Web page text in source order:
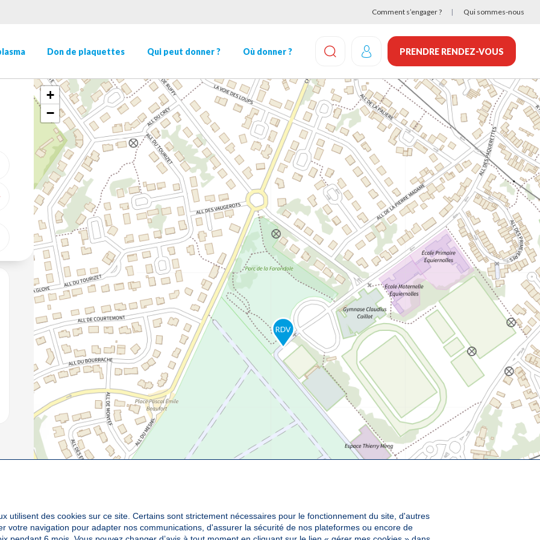
Comment s’engager ? Qui sommes-nous
Don de plaquettes Qui peut donner ? Où donner ?
EFFECTUEZ UNE RECHERCHE
PRENDRE RENDEZ-VOUS
GÉOLOCALISER
aux favoris
+
−
utilisent des cookies sur ce site. Certains sont strictement nécessaires pour le fonctionnement du site, d'autres
votre navigation pour adapter nos communications, d'assurer la sécurité de nos plateformes ou encore de